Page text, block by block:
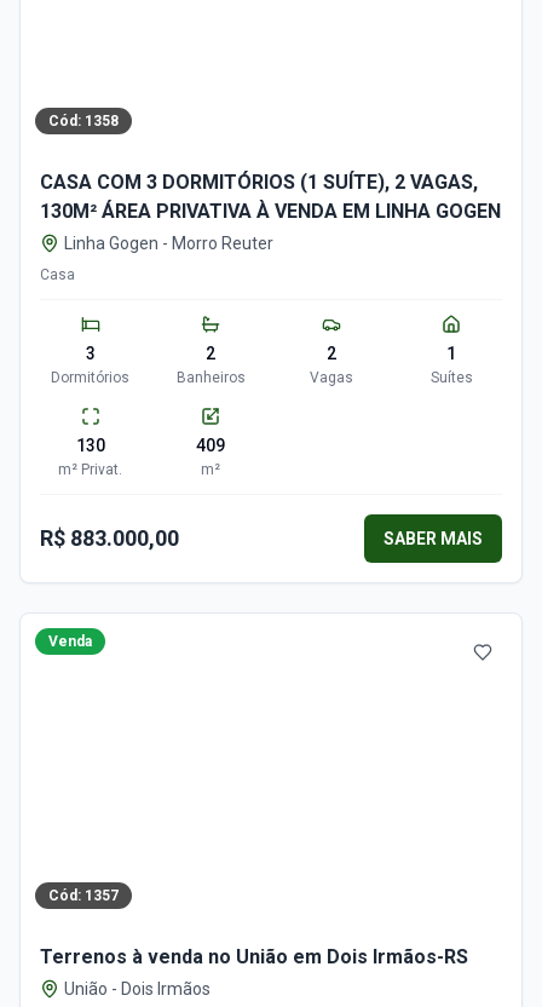
Cód: 1358
CASA COM 3 DORMITÓRIOS (1 SUÍTE), 2 VAGAS,
130M² ÁREA PRIVATIVA À VENDA EM LINHA GOGEN
Linha Gogen - Morro Reuter
Casa
3
Dormitórios
2
Banheiros
2
Vagas
1
Suítes
130
m² Privat.
409
m²
R$ 883.000,00 SABER MAIS
Venda
Cód: 1357
Terrenos à venda no União em Dois Irmãos-RS
União - Dois Irmãos